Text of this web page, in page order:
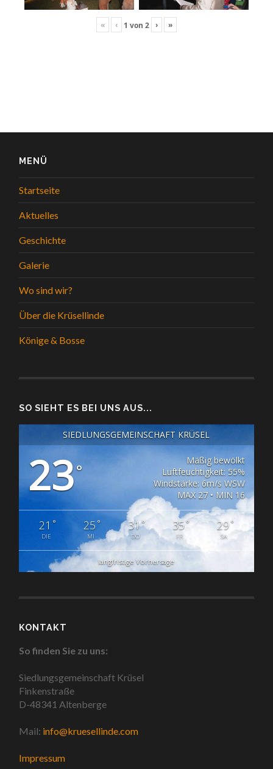
« ‹ 1 von 2 › »
MENÜ
Startseite
Aktuelles
Geschichte
Galerie
Wo sind wir?
Über die Krüsellinde
Könige & Bosse
SO SIEHT ES BEI UNS AUS...
SIEDLUNGSGEMEINSCHAFT KRÜSEL
23°
Mäßig bewölkt
Luftfeuchtigkeit: 55%
Windstärke: 6m/s WSW
MAX 27 • MIN 16
21 °
DIE
25°
MI
31°
DO
35°
FR
29°
SA
langfristige Vorhersage
KONTAKT
So finden Sie zu uns:
Siedlungsgemeinschaft Krüsel
Finkenstraße
D-48341 Altenberge
Mail: info@kruesellinde.com
Impressum